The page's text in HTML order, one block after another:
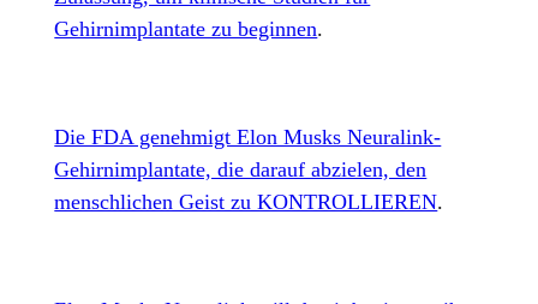
Gehirnimplantate zu beginnen.
Die FDA genehmigt Elon Musks Neuralink-
Gehirnimplantate, die darauf abzielen, den
menschlichen Geist zu KONTROLLIEREN.